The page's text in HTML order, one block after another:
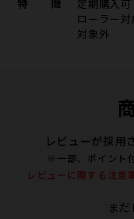
特徴
定期購入
ローラー
対象外
レビューが採用
※一部、ポイント
レビューに関する注意
ま